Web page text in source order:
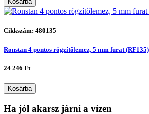
Kosárba
Cikkszám: 480135
Ronstan 4 pontos rögzítőlemez, 5 mm furat (RF135)
24 246 Ft
Kosárba
Ha jól akarsz járni a vízen